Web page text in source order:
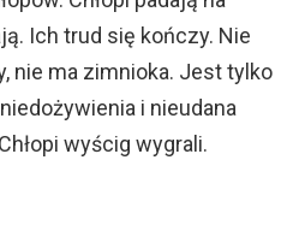
Ich trud się kończy. Nie
nie ma zimnioka. Jest tylko
i nieudana
wyścig wygrali.